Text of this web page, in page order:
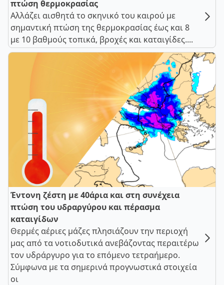
πτώση θερμοκρασίας
Αλλάζει αισθητά το σκηνικό του καιρού με
σημαντική πτώση της θερμοκρασίας έως και 8
με 10 βαθμούς τοπικά, βροχές και καταιγίδες....
Έντονη ζέστη με 40άρια και στη συνέχεια
πτώση του υδραργύρου και πέρασμα
καταιγίδων
Θερμές αέριες μάζες πλησιάζουν την περιοχή
μας από τα νοτιοδυτικά ανεβάζοντας περαιτέρω
τον υδράργυρο για το επόμενο τετραήμερο.
Σύμφωνα με τα σημερινά προγνωστικά στοιχεία
οι